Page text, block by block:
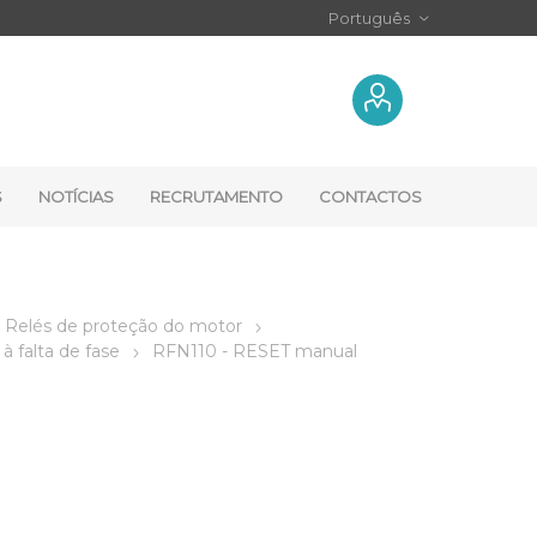
NOTÍCIAS RECRUTAMENTO CONTACTOS
Relés de proteção do motor
falta de fase
RFN110 - RESET manual